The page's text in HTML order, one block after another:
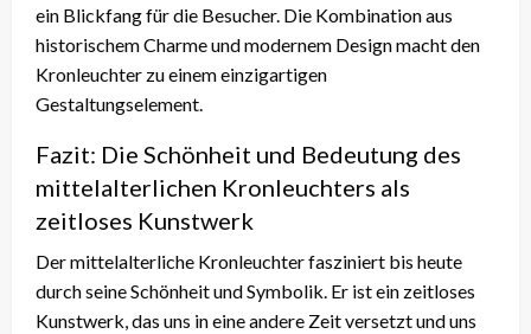
ein Blickfang für die Besucher. Die Kombination aus
historischem Charme und modernem Design macht den
Kronleuchter zu einem einzigartigen
Gestaltungselement.
Fazit: Die Schönheit und Bedeutung des
mittelalterlichen Kronleuchters als
zeitloses Kunstwerk
Der mittelalterliche Kronleuchter fasziniert bis heute
durch seine Schönheit und Symbolik. Er ist ein zeitloses
Kunstwerk, das uns in eine andere Zeit versetzt und uns